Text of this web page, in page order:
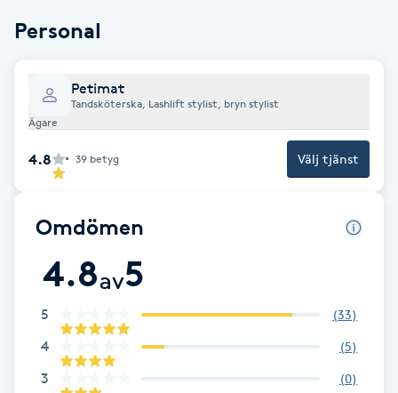
Enzympeeling
Extensions
Extensions borttagning
Eyeliner-tatuering
Fet hårbotten
Personal
Petimat
Tandsköterska, Lashlift stylist, bryn stylist
Ägare
4.8 39 betyg Välj tjänst
Omdömen
4.8av5
5 (33)
4 (5)
3 (0)